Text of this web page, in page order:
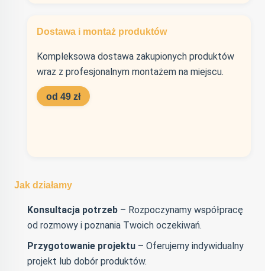
Dostawa i montaż produktów
Kompleksowa dostawa zakupionych produktów
wraz z profesjonalnym montażem na miejscu.
od 49 zł
Jak działamy
Konsultacja potrzeb – Rozpoczynamy współpracę
od rozmowy i poznania Twoich oczekiwań.
Przygotowanie projektu – Oferujemy indywidualny
projekt lub dobór produktów.